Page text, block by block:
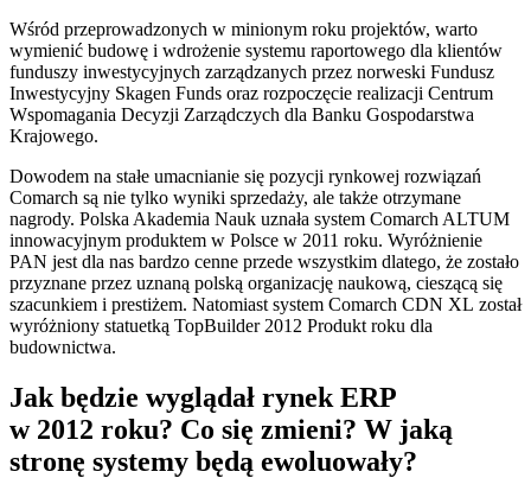
Wśród przeprowadzonych w minionym roku projektów, warto
wymienić budowę i wdrożenie systemu raportowego dla klientów
funduszy inwestycyjnych zarządzanych przez norweski Fundusz
Inwestycyjny Skagen Funds oraz rozpoczęcie realizacji Centrum
Wspomagania Decyzji Zarządczych dla Banku Gospodarstwa
Krajowego.
Dowodem na stałe umacnianie się pozycji rynkowej rozwiązań
Comarch są nie tylko wyniki sprzedaży, ale także otrzymane
nagrody. Polska Akademia Nauk uznała system Comarch ALTUM
innowacyjnym produktem w Polsce w 2011 roku. Wyróżnienie
PAN jest dla nas bardzo cenne przede wszystkim dlatego, że zostało
przyznane przez uznaną polską organizację naukową, cieszącą się
szacunkiem i prestiżem. Natomiast system Comarch CDN XL został
wyróżniony statuetką TopBuilder 2012 Produkt roku dla
budownictwa.
Jak będzie wyglądał rynek ERP
w 2012 roku? Co się zmieni? W jaką
stronę systemy będą ewoluowały?